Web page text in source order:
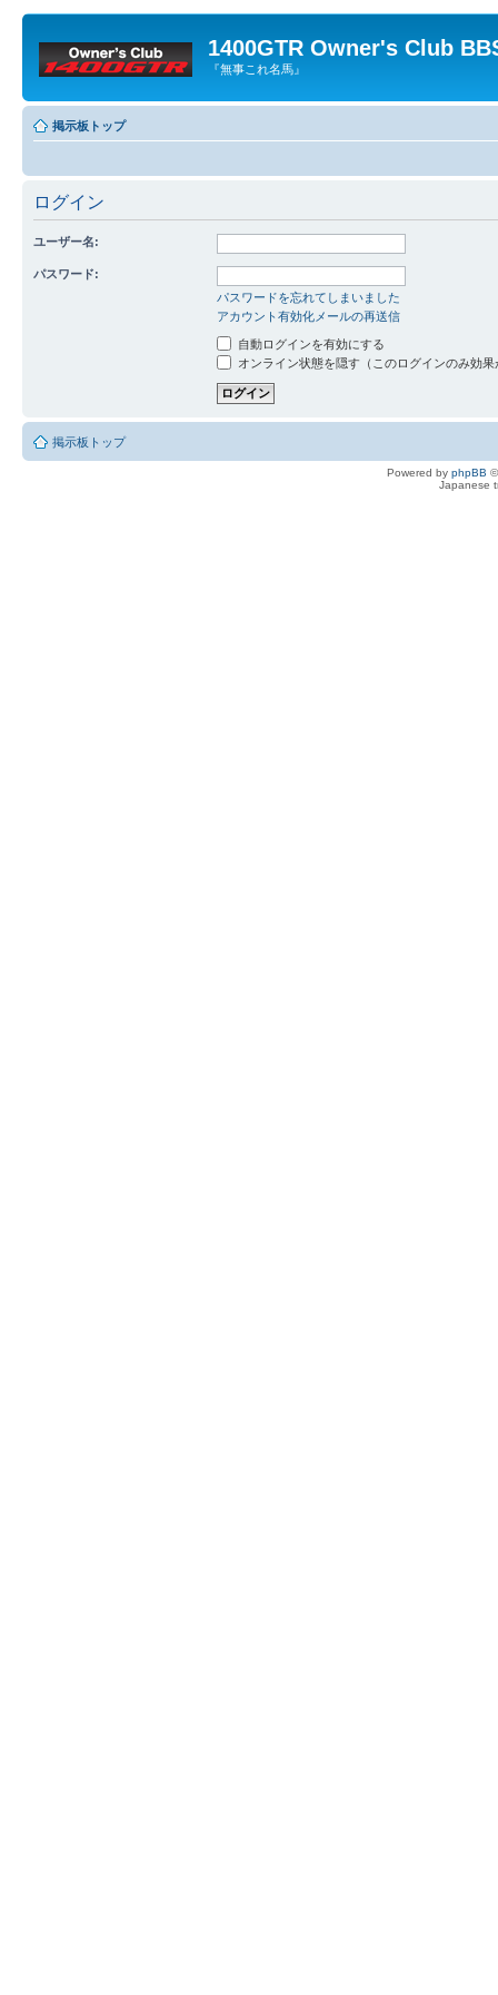
1400GTR Owner's Club
『無事これ名馬』
掲示板トップ
ログイン
ユーザー名:
パスワード:
パスワードを忘れてしまいました
アカウント有効化メールの再送信
自動ログインを有効にする
オンライン状態を隠す（このログインのみ効
掲示板トップ
Powered by phpBB
Japanese